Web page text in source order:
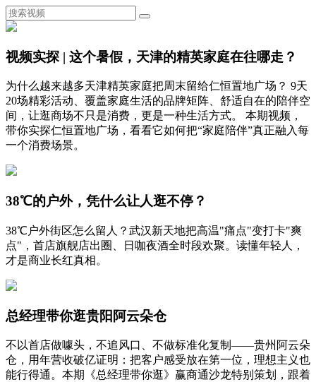
视频实探 | 这个暑假，天津的精英家庭在往哪走？
为什么越来越多天津精英家庭把周末留给仁恒置地广场？ 9天
20场精彩活动、覆盖家庭生活的品牌矩阵、舒适自在的陪伴空
间，让逛商场不只是消费，更是一种生活方式。 本期视频，
带你实探仁恒置地广场，看看它如何把“家庭陪伴”真正融入每
一个消费场景。
38℃的户外，凭什么让人逛不停？
38℃户外街区怎么留人？武汉新天地把高温"痛点"变打卡"爽
点"，首店旗舰店出圈、日咖夜酒全时段欢聚。读懂年轻人，
才是商业长红真相。
总经理带你逛贵阳阿云朵仓
不以首店做噱头，不追风口、不做标准化复制——贵州阿云朵
仓，用年营收破亿证明：把客户感受放在第一位，理想主义也
能行得通。本期《总经理带你逛》赢商通沙龙特别策划，跟着